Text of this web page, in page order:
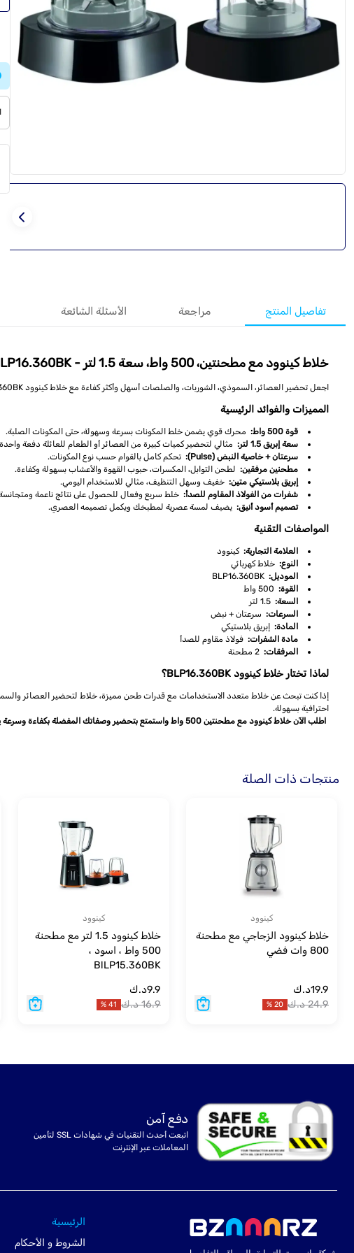
تفاصيل المنتج مراجعة الأسئلة الشائعة
خلاط كينوود مع مطحنتين، 500 واط، سعة 1.5 لتر - BLP16.360BK
اجعل تحضير العصائر، السموذي، الشوربات، والصلصات أسهل وأكثر كفاءة مع خلاط كينوود BLP16.360BK. هذا الخلاط متعدد الاستخدامات يجمع بين القدرة على الخلط والطحن بفضل مطحنتين مرفقتين، مما يتيح لك طحن التوابل، المكسرات، وحبوب القهوة بسهولة.
المميزات والفوائد الرئيسية
قوة 500 واط:
محرك قوي يضمن خلط المكونات بسرعة وسهولة، حتى المكونات الصلبة.
سعة إبريق 1.5 لتر:
مثالي لتحضير كميات كبيرة من العصائر أو الطعام للعائلة دفعة
سرعتان + خاصية النبض (Pulse):
تحكم كامل بالقوام حسب نوع المكونات.
مطحنين مرفقين: لطحن التوابل، المكسرات، حبوب القهوة والأعشاب بسهولة وكفاءة.
إبريق بلاستيكي متين: خفيف وسهل التنظيف، مثالي للاستخدام اليومي.
شفرات من الفولاذ المقاوم للصدأ: خلط سريع وفعال للحصول على نتائج ناعمة
تصميم أسود أنيق: يضيف لمسة عصرية لمطبخك ويكمل تصميمه العصري.
المواصفات التقنية
العلامة التجارية: كينوود
النوع: خلاط كهربائي
الموديل: BLP16.360BK
القوة:
السعة: 1.5 لتر
السرعات: سرعتان + نبض
المادة:
إبريق بلاستيكي
مادة الشفرات: فولاذ مقاوم للصدأ
المرفقات: 2 مطحنة
لماذا تختار خلاط كينوود BLP16.360BK؟
إذا كنت تبحث عن خلاط متعدد الاستخدامات مع قدرات طحن مميزة، خلاط لتحضير العصائر
احترافية بسهولة.
اطلب الآن خلاط كينوود مع مطحنتين 500 واط واستمتع بتحضير وصفاتك المفضلة بكفاءة وسرعة يومياً.
منتجات ذات الصلة
كينوود
خلاط كينوود الزجاجي مع مطحنة
800 وات فضي
19.9د.ك
24.9 د.ك 20
%
كينوود
خلاط كينوود 1.5 لتر مع مطحنة
500 واط ، اسود ،
BlLP15.360BK
9.9د.ك
16.9 د.ك 41
%
دفع آمن
اتبعت أحدث التقنيات في شهادات SSL لتأمين
المعاملات عبر الإنترنت
الرئيسية
الشروط و الأحكام